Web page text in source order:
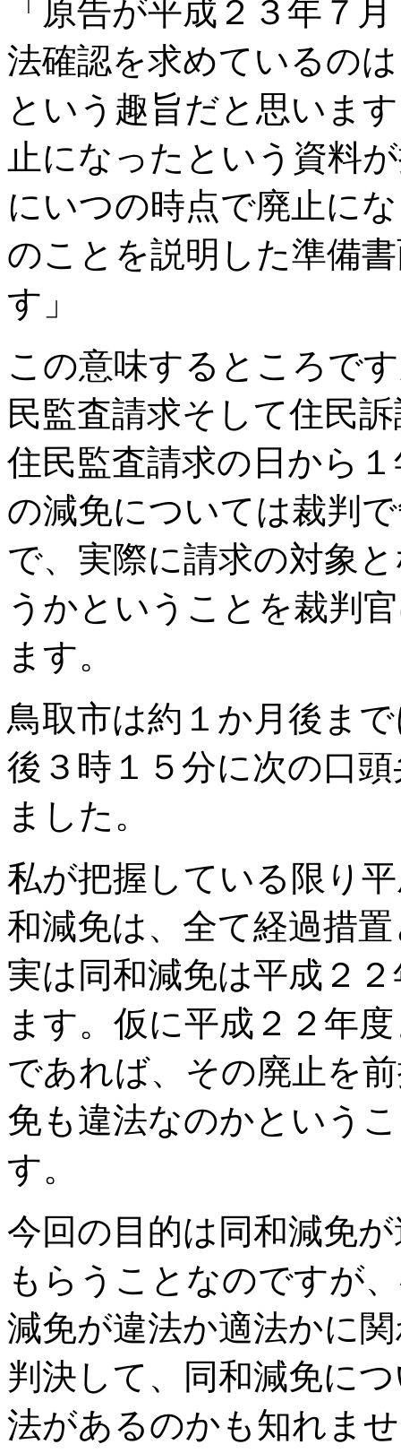
「原告が平成２３年７
法確認を求めているの
という趣旨だと思いま
止になったという資料
にいつの時点で廃止に
のことを説明した準備
す」
この意味するところで
民監査請求そして住民
住民監査請求の日から
の減免については裁判
で、実際に請求の対象
うかということを裁判
ます。
鳥取市は約１か月後ま
後３時１５分に次の口
ました。
私が把握している限り
和減免は、全て経過措
実は同和減免は平成２
ます。仮に平成２２年
であれば、その廃止を
免も違法なのかという
す。
今回の目的は同和減免
もらうことなのですが
減免が違法か適法かに
判決して、同和減免に
法があるのかも知れま